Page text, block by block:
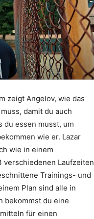
zeigt Angelov, wie das
damit du auch
du essen musst, um
wie er. Lazar
wie in einem
verschiedenen Laufzeiten
Trainings- und
Plan sind alle in
bekommst du eine
für einen